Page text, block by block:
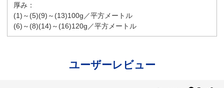
厚み：
(1)～(5)(9)～(13)100g／平方メートル
(6)～(8)(14)～(16)120g／平方メートル
ユーザーレビュー